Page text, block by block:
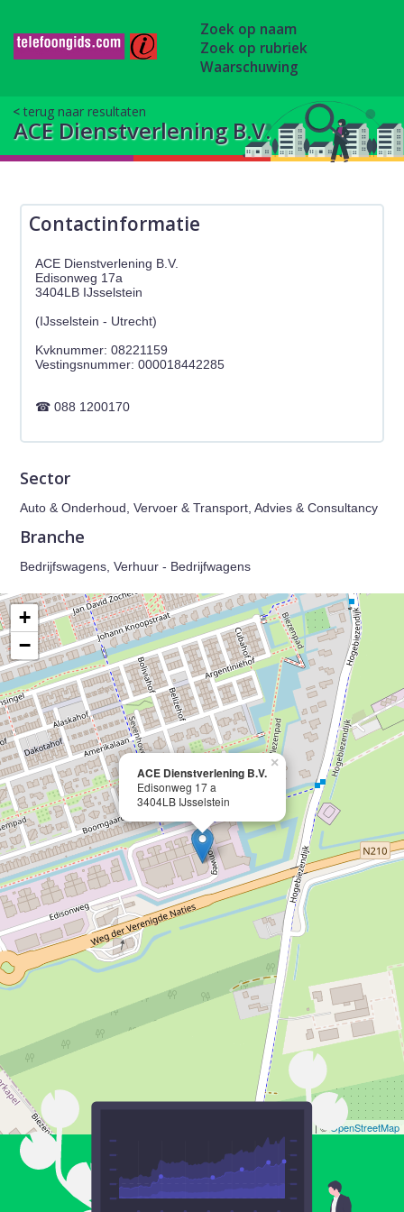
Zoek op naam
Zoek op rubriek
Waarschuwing
terug naar resultaten
ACE Dienstverlening B.V.
Contactinformatie
ACE Dienstverlening B.V.
Edisonweg 17a
3404LB IJsselstein
(IJsselstein - Utrecht)
Kvknummer: 08221159
088 1200170
Sector
Auto & Onderhoud, Vervoer & Transport, Advies & Consultancy
Branche
Bedrijfswagens, Verhuur - Bedrijfwagens
ACE Dienstverlening B.V.
Edisonweg 17 a
3404LB IJsselstein
×
+
−
| © OpenStreetMap